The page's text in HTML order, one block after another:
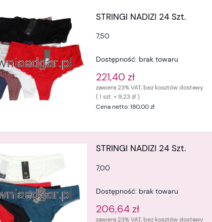
STRINGI NADIZI 24 Szt.
7,50
Dostępność: brak towaru
221,40 zł
zawiera 23% VAT, bez kosztów dostawy
( 1 szt. = 9,23 zł )
Cena netto:180,00 zł
STRINGI NADIZI 24 Szt.
7,00
Dostępność: brak towaru
206,64 zł
zawiera 23% VAT, bez kosztów dostawy